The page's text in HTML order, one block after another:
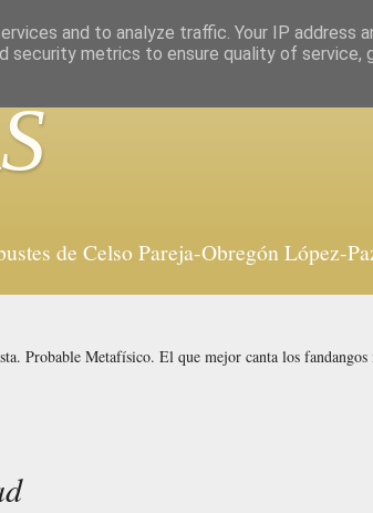
de Celso Pareja-Obregón López-
Probable Metafísico. El que mejor canta los
and to analyze traffic. Your IP address
security metrics to ensure quality of service,